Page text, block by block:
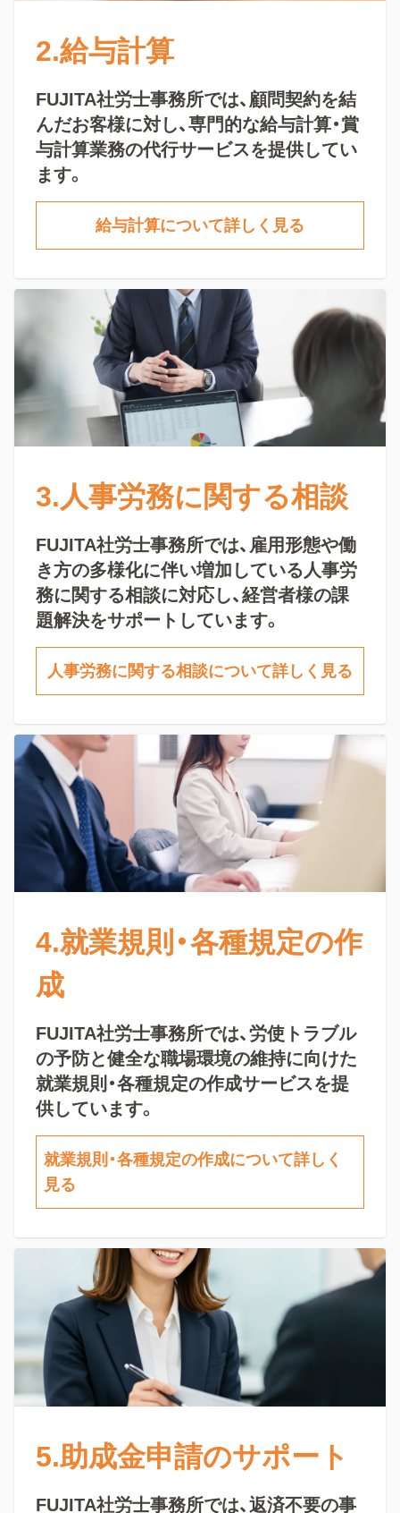
2.給与計算
FUJITA社労士事務所では、顧問契約を結
んだお客様に対し、専門的な給与計算・賞
与計算業務の代行サービスを提供してい
ます。
給与計算について詳しく見る
3.人事労務に関する相談
FUJITA社労士事務所では、雇用形態や働
き方の多様化に伴い増加している人事労
務に関する相談に対応し、経営者様の課
題解決をサポートしています。
人事労務に関する相談について詳しく見る
4.就業規則・各種規定の作
成
FUJITA社労士事務所では、労使トラブル
の予防と健全な職場環境の維持に向けた
就業規則・各種規定の作成サービスを提
供しています。
就業規則・各種規定の作成について詳しく
見る
5.助成金申請のサポート
FUJITA社労士事務所では、返済不要の事